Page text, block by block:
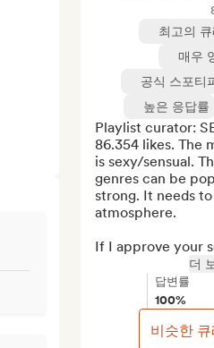
최고의
매우
공식 스포티
높은 응답률
Playlist curator:
86.354 likes. The
is sexy/sensual.
genres can be
strong. It needs
atmosphere.
If I approve your
더
답변률
100%
비슷한